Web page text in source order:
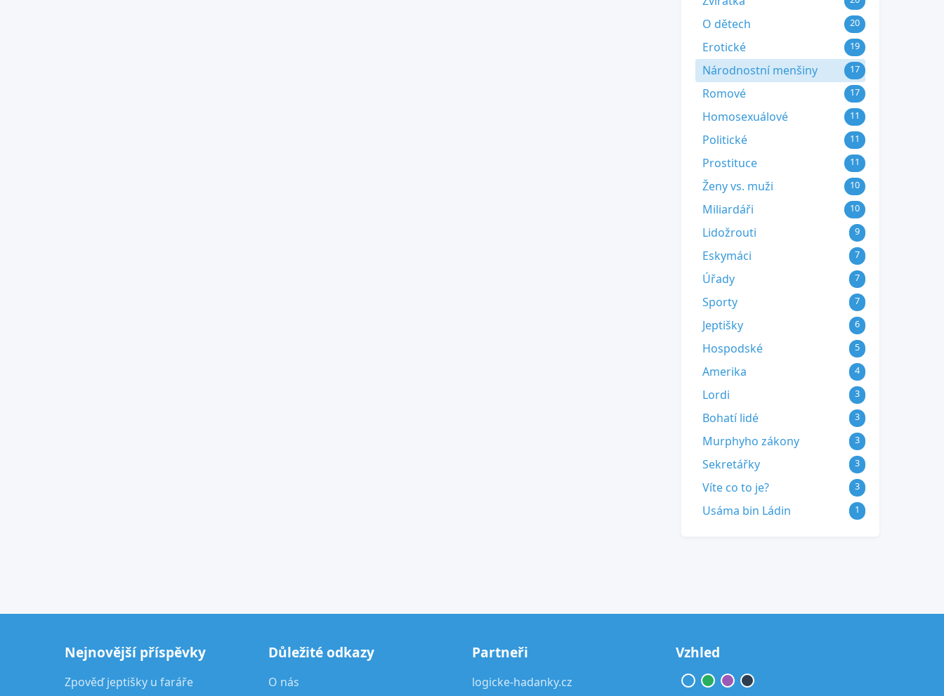
O dětech 20
Erotické 19
Národnostní menšiny 17
Romové 17
Homosexuálové 11
Politické 11
Prostituce 11
Ženy vs. muži 10
Miliardáři 10
Lidožrouti 9
Eskymáci 7
Úřady 7
Sporty 7
Jeptišky 6
Hospodské 5
Amerika 4
Lordi 3
Bohatí lidé 3
Murphyho zákony 3
Sekretářky 3
Víte co to je? 3
Usáma bin Ládin 1
Nejnovější příspěvky
Zpověď jeptišky u faráře
Důležité odkazy
O nás
Partneři
logicke-hadanky.cz
Vzhled